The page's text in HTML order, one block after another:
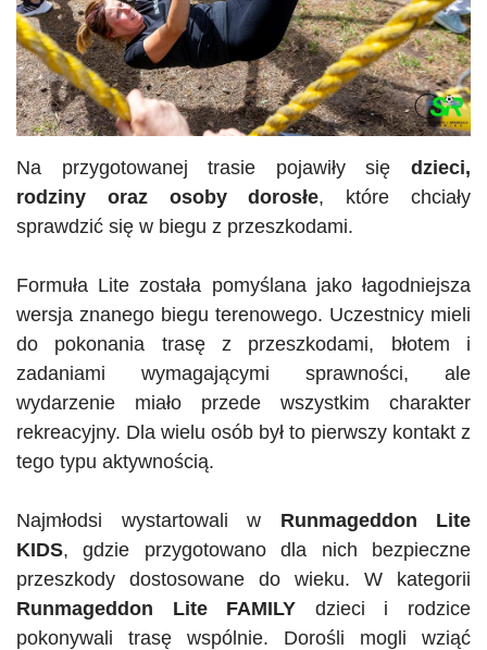
Na przygotowanej trasie pojawiły się dzieci,
rodziny oraz osoby dorosłe, które chciały
sprawdzić się w biegu z przeszkodami.
Formuła Lite została pomyślana jako łagodniejsza
wersja znanego biegu terenowego. Uczestnicy mieli
do pokonania trasę z przeszkodami, błotem i
zadaniami wymagającymi sprawności, ale
wydarzenie miało przede wszystkim charakter
rekreacyjny. Dla wielu osób był to pierwszy kontakt z
tego typu aktywnością.
Najmłodsi wystartowali w Runmageddon Lite
KIDS, gdzie przygotowano dla nich bezpieczne
przeszkody dostosowane do wieku. W kategorii
Runmageddon Lite FAMILY dzieci i rodzice
pokonywali trasę wspólnie. Dorośli mogli wziąć